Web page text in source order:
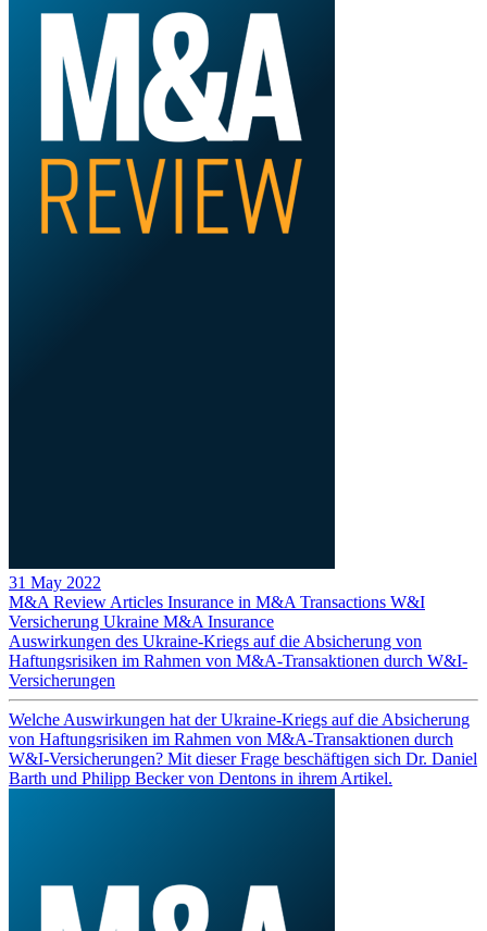
31 May 2022
M&A Review Articles Insurance in M&A Transactions W&I
Versicherung Ukraine M&A Insurance
Auswirkungen des Ukraine-Kriegs auf die Absicherung von
Haftungsrisiken im Rahmen von M&A-Transaktionen durch W&I-
Versicherungen
Welche Auswirkungen hat der Ukraine-Kriegs auf die Absicherung
von Haftungsrisiken im Rahmen von M&A-Transaktionen durch
W&I-Versicherungen? Mit dieser Frage beschäftigen sich Dr. Daniel
Barth und Philipp Becker von Dentons in ihrem Artikel.